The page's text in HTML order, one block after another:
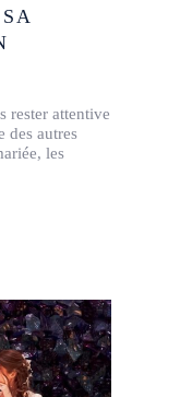
rester attentive
des autres
les